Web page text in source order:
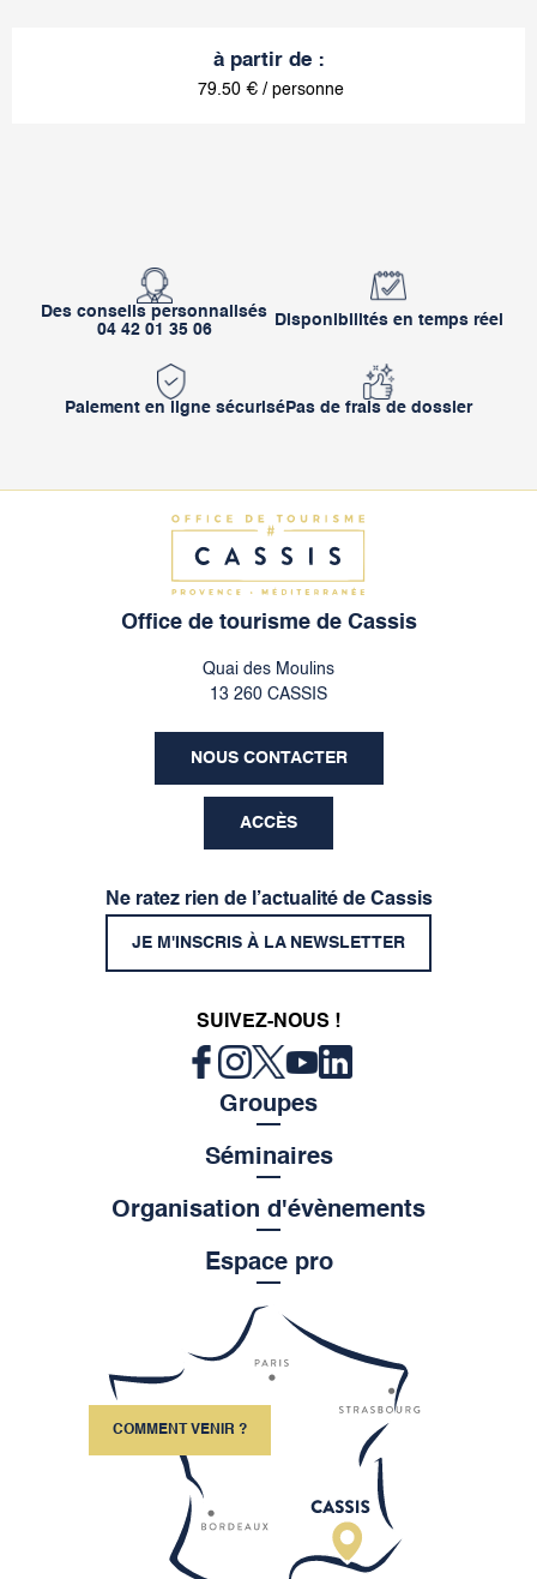
à partir de :
79.50 € / personne
Des conseils personnalisés
04 42 01 35 06
Disponibilités en temps réel
Paiement en ligne sécurisé Pas de frais de dossier
Office de tourisme de Cassis
Quai des Moulins
13 260 CASSIS
NOUS CONTACTER
ACCÈS
Ne ratez rien de l’actualité de Cassis
JE M'INSCRIS À LA NEWSLETTER
SUIVEZ-NOUS !
Groupes
Séminaires
Organisation d'évènements
Espace pro
COMMENT VENIR ?